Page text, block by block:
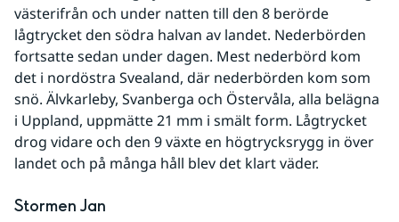
västerifrån och under natten till den 8 berörde
lågtrycket den södra halvan av landet. Nederbörden
fortsatte sedan under dagen. Mest nederbörd kom
det i nordöstra Svealand, där nederbörden kom som
snö. Älvkarleby, Svanberga och Östervåla, alla belägna
i Uppland, uppmätte 21 mm i smält form. Lågtrycket
drog vidare och den 9 växte en högtrycksrygg in över
landet och på många håll blev det klart väder.
Stormen Jan